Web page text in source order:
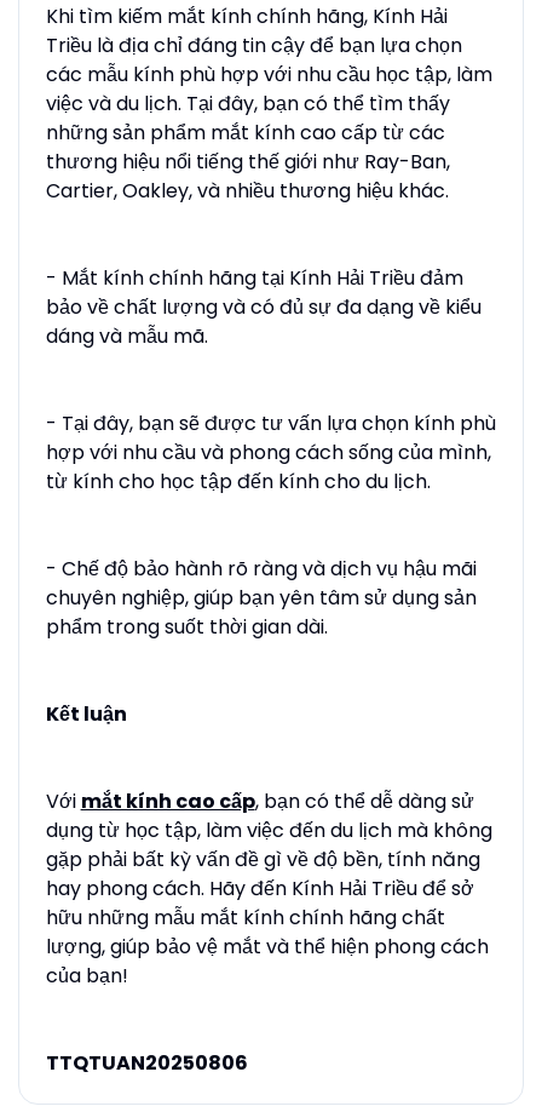
Khi tìm kiếm mắt kính chính hãng, Kính Hải
Triều là địa chỉ đáng tin cậy để bạn lựa chọn
các mẫu kính phù hợp với nhu cầu học tập, làm
việc và du lịch. Tại đây, bạn có thể tìm thấy
những sản phẩm mắt kính cao cấp từ các
thương hiệu nổi tiếng thế giới như Ray-Ban,
Cartier, Oakley, và nhiều thương hiệu khác.
- Mắt kính chính hãng tại Kính Hải Triều đảm
bảo về chất lượng và có đủ sự đa dạng về kiểu
dáng và mẫu mã.
- Tại đây, bạn sẽ được tư vấn lựa chọn kính phù
hợp với nhu cầu và phong cách sống của mình,
từ kính cho học tập đến kính cho du lịch.
- Chế độ bảo hành rõ ràng và dịch vụ hậu mãi
chuyên nghiệp, giúp bạn yên tâm sử dụng sản
phẩm trong suốt thời gian dài.
Kết luận
Với mắt kính cao cấp, bạn có thể dễ dàng sử
dụng từ học tập, làm việc đến du lịch mà không
gặp phải bất kỳ vấn đề gì về độ bền, tính năng
hay phong cách. Hãy đến Kính Hải Triều để sở
hữu những mẫu mắt kính chính hãng chất
lượng, giúp bảo vệ mắt và thể hiện phong cách
của bạn!
TTQTUAN20250806